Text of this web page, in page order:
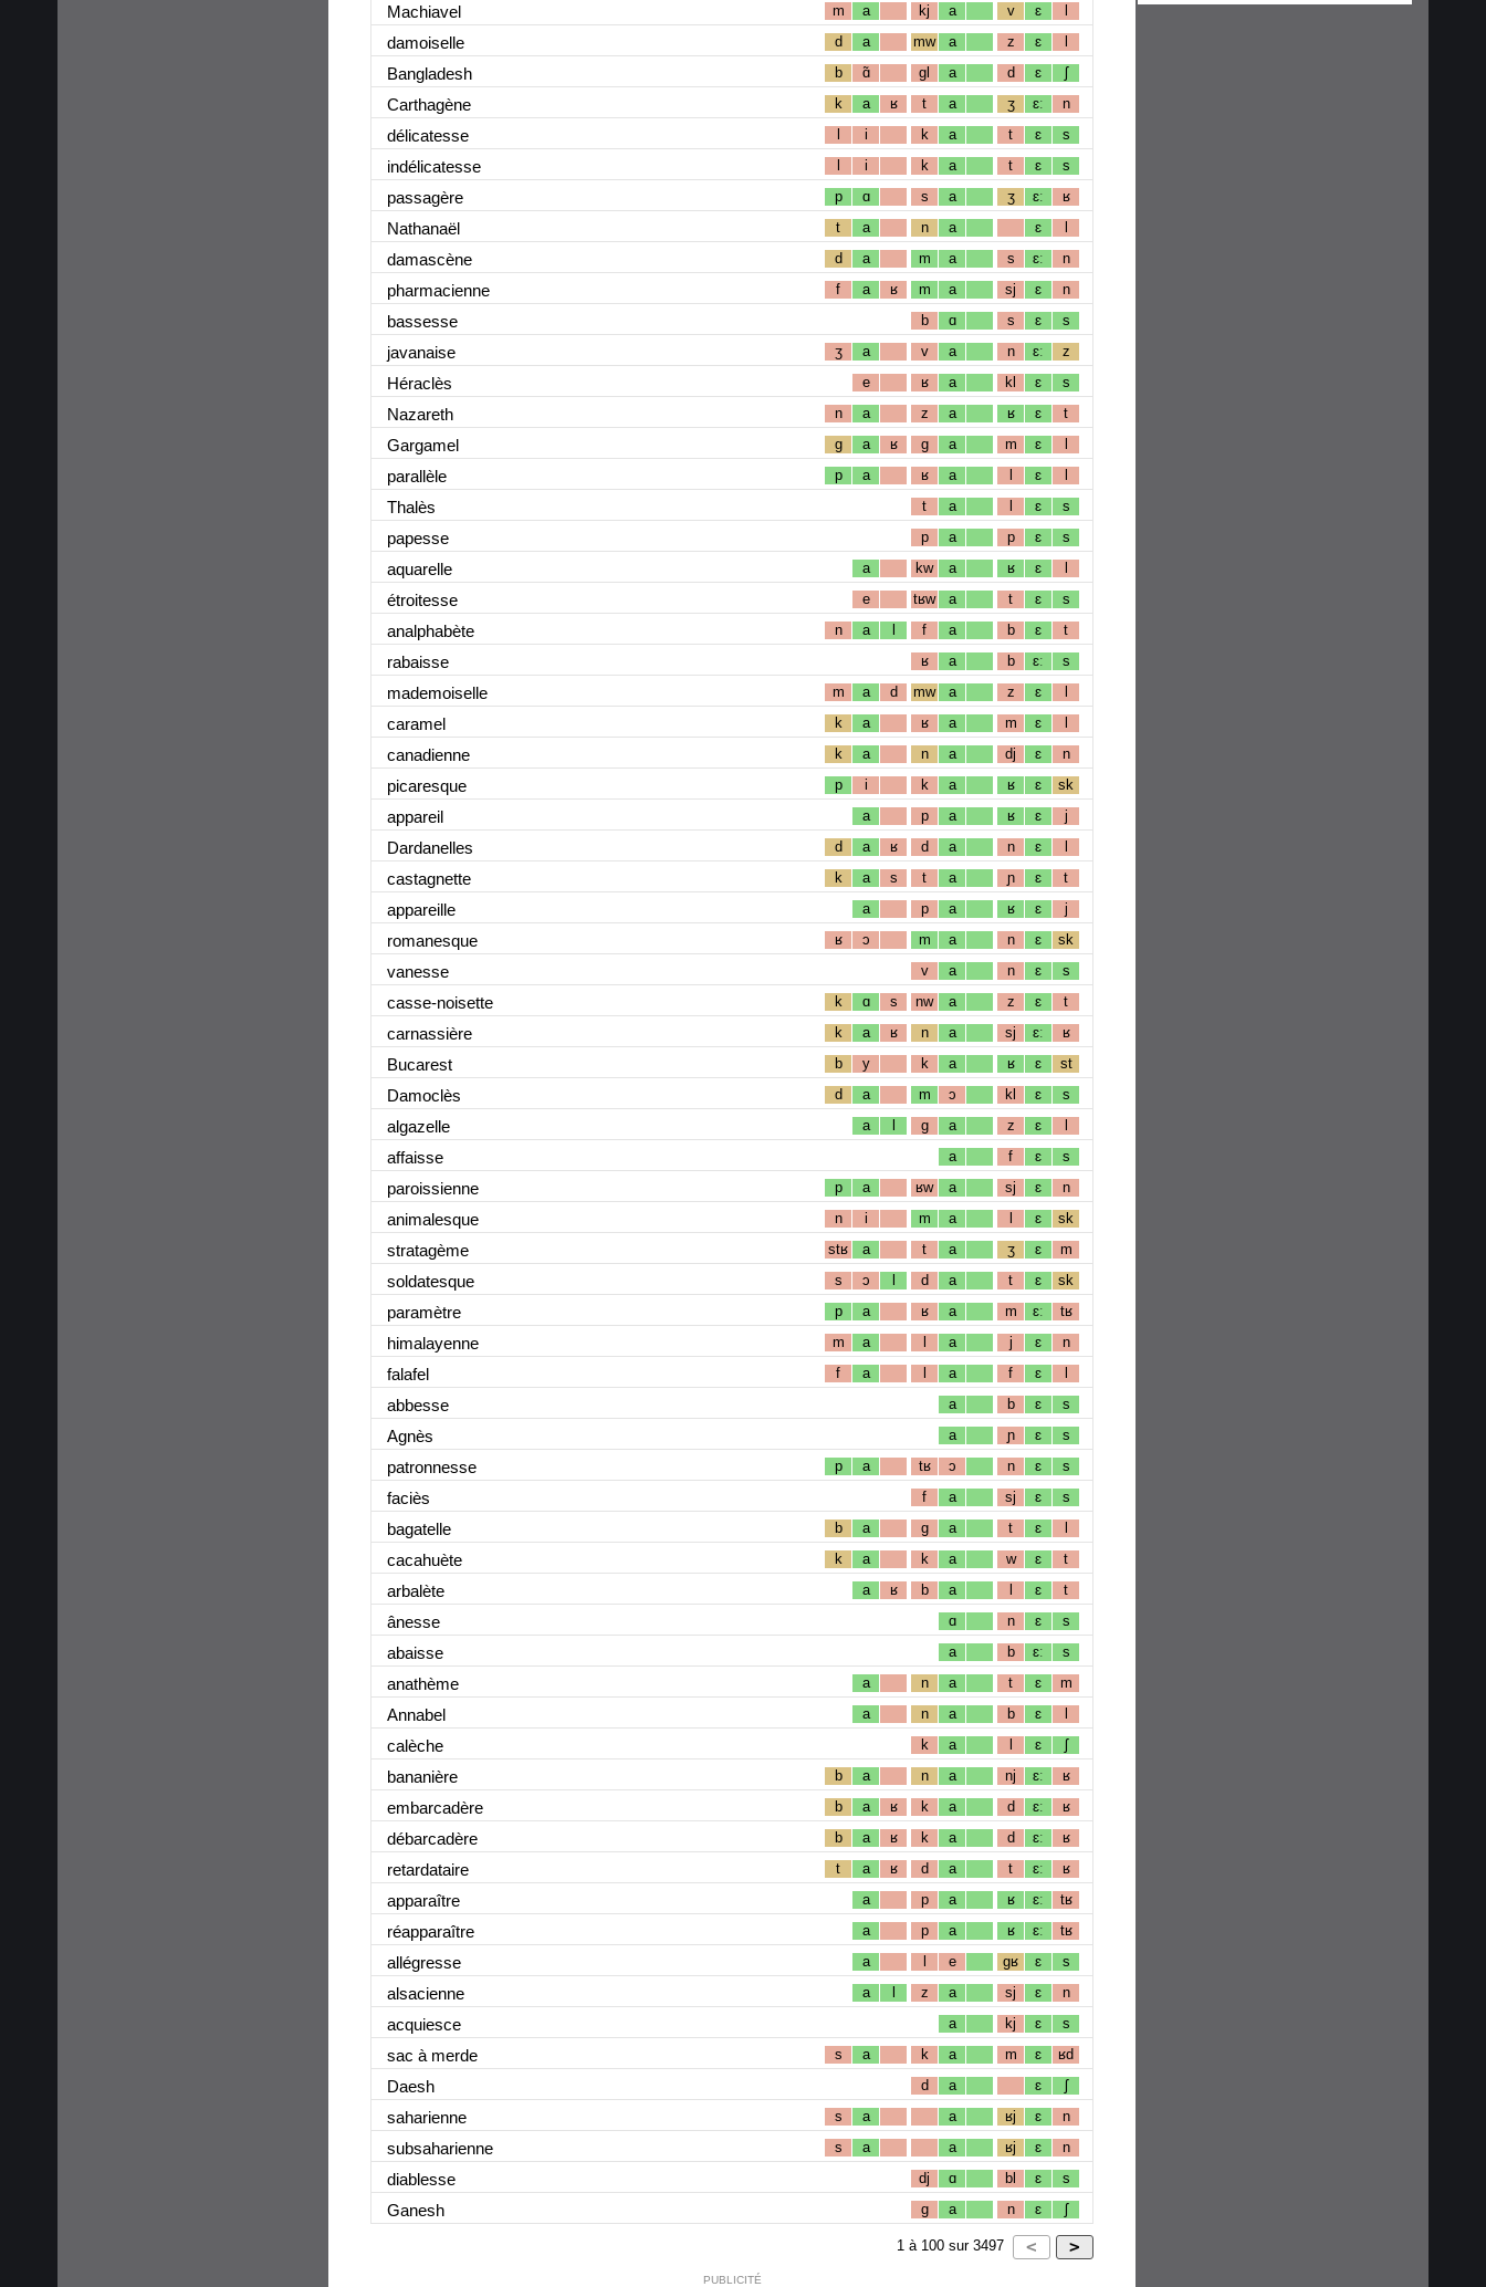
Machiavel m a kj a v ɛ l
damoiselle d a mw a z ɛ l
Bangladesh b ɑ̃ gl a d ɛ ʃ
Carthagène k a ʁ t a ʒ ɛː n
délicatesse l i k a t ɛ s
indélicatesse l i k a t ɛ s
passagère p ɑ s a ʒ ɛː ʁ
Nathanaël t a n a ɛ l
damascène d a m a s ɛː n
pharmacienne f a ʁ m a sj ɛ n
bassesse b ɑ s ɛ s
javanaise ʒ a v a n ɛː z
Héraclès e ʁ a kl ɛ s
Nazareth n a z a ʁ ɛ t
Gargamel g a ʁ g a m ɛ l
parallèle p a ʁ a l ɛ l
Thalès t a l ɛ s
papesse p a p ɛ s
aquarelle a kw a ʁ ɛ l
étroitesse e tʁw a t ɛ s
analphabète n a l f a b ɛ t
rabaisse ʁ a b ɛː s
mademoiselle m a d mw a z ɛ l
caramel k a ʁ a m ɛ l
canadienne k a n a dj ɛ n
picaresque p i k a ʁ ɛ sk
appareil a p a ʁ ɛ j
Dardanelles d a ʁ d a n ɛ l
castagnette k a s t a ɲ ɛ t
appareille a p a ʁ ɛ j
romanesque ʁ ɔ m a n ɛ sk
vanesse v a n ɛ s
casse-noisette k ɑ s nw a z ɛ t
carnassière k a ʁ n a sj ɛː ʁ
Bucarest b y k a ʁ ɛ st
Damoclès d a m ɔ kl ɛ s
algazelle a l g a z ɛ l
affaisse a f ɛ s
paroissienne p a ʁw a sj ɛ n
animalesque n i m a l ɛ sk
stratagème stʁ a t a ʒ ɛ m
soldatesque s ɔ l d a t ɛ sk
paramètre p a ʁ a m ɛː tʁ
himalayenne m a l a j ɛ n
falafel f a l a f ɛ l
abbesse a b ɛ s
Agnès a ɲ ɛ s
patronnesse p a tʁ ɔ n ɛ s
faciès f a sj ɛ s
bagatelle b a g a t ɛ l
cacahuète k a k a w ɛ t
arbalète a ʁ b a l ɛ t
ânesse ɑ n ɛ s
abaisse a b ɛː s
anathème a n a t ɛ m
Annabel a n a b ɛ l
calèche k a l ɛ ʃ
bananière b a n a nj ɛː ʁ
embarcadère b a ʁ k a d ɛː ʁ
débarcadère b a ʁ k a d ɛː ʁ
retardataire t a ʁ d a t ɛː ʁ
apparaître a p a ʁ ɛː tʁ
réapparaître a p a ʁ ɛː tʁ
allégresse a l e gʁ ɛ s
alsacienne a l z a sj ɛ n
acquiesce a kj ɛ s
sac à merde s a k a m ɛ ʁd
Daesh d a ɛ ʃ
saharienne s a a ʁj ɛ n
subsaharienne s a a ʁj ɛ n
diablesse dj ɑ bl ɛ s
Ganesh g a n ɛ ʃ
1 à 100 sur 3497
PUBLICITÉ